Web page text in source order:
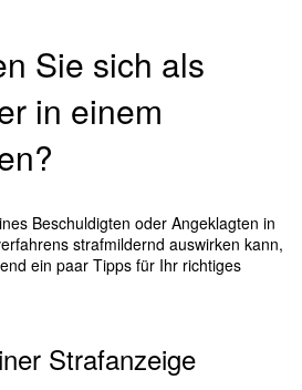
Sie sich als
in einem
Beschuldigten oder Angeklagten in
strafmildernd auswirken kann,
ein paar Tipps für Ihr richtiges
Strafanzeige